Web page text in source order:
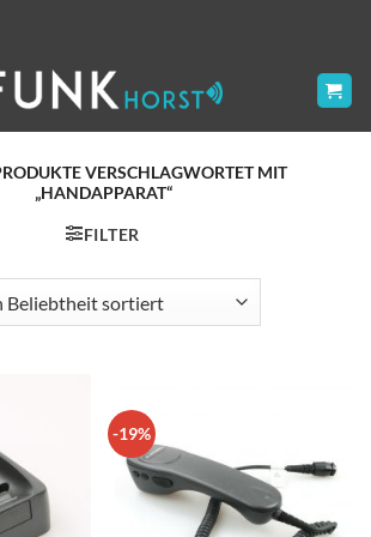
VERSCHLAGWORTET MIT
„HANDAPPARAT“
FILTER
-19%